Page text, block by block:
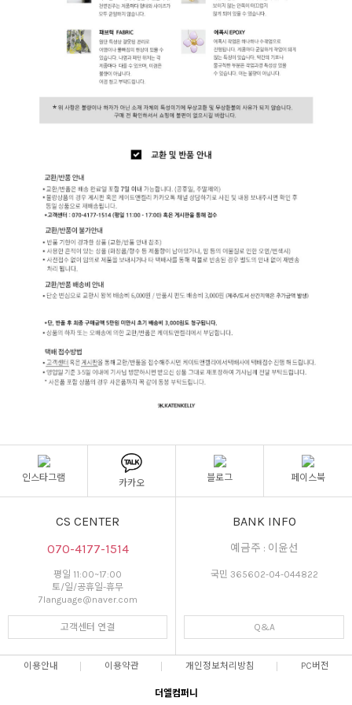
인스타그램
카카오
블로그 페이스북
CS CENTER
070-4177-1514
평일 11:00~17:00
토/일/공휴일-휴무
7language@naver.com
고객센터 연결
BANK INFO
예금주 : 이윤선
국민 365602-04-044822
Q&A
이용안내 이용약관 개인정보처리방침 PC버전
더엘컴퍼니